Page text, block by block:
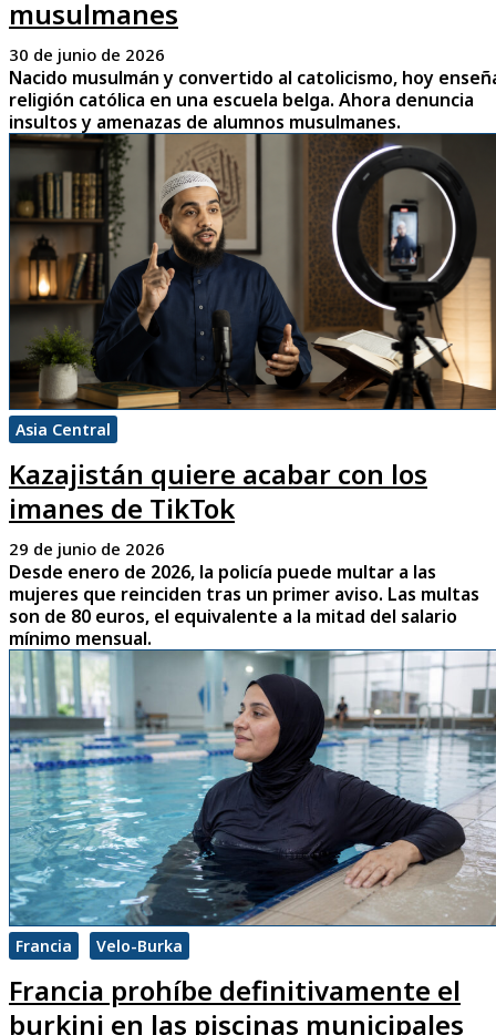
musulmanes
30 de junio de 2026
Nacido musulmán y convertido al catolicismo, hoy
religión católica en una escuela belga. Ahora denuncia
insultos y amenazas de alumnos musulmanes.
Asia Central
Kazajistán quiere acabar con los
imanes de TikTok
29 de junio de 2026
Desde enero de 2026, la policía puede multar a las
mujeres que reinciden tras un primer aviso. Las multas
son de 80 euros, el equivalente a la mitad del salario
mínimo mensual.
Francia Velo-Burka
Francia prohíbe definitivamente el
burkini en las piscinas municipales